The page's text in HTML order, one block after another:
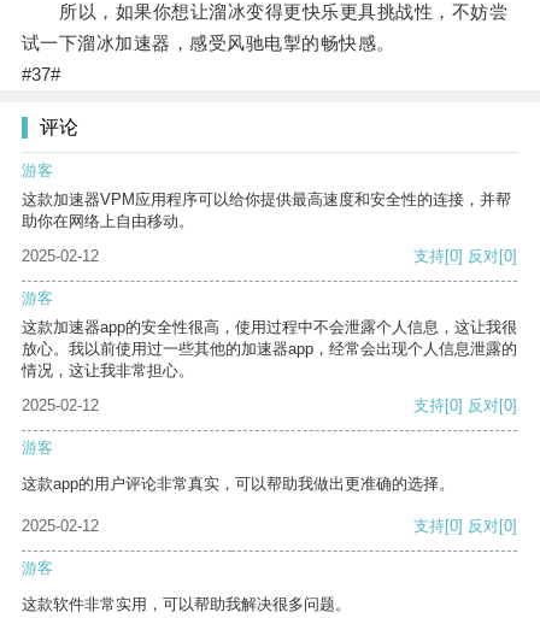
所以，如果你想让溜冰变得更快乐更具挑战性，不妨尝
试一下溜冰加速器，感受风驰电掣的畅快感。
#37#
评论
游客
这款加速器VPM应用程序可以给你提供最高速度和安全性的连接，并帮
助你在网络上自由移动。
2025-02-12
支持[0] 反对[0]
游客
这款加速器app的安全性很高，使用过程中不会泄露个人信息，这让我很
放心。我以前使用过一些其他的加速器app，经常会出现个人信息泄露的
情况，这让我非常担心。
2025-02-12
支持[0] 反对[0]
游客
这款app的用户评论非常真实，可以帮助我做出更准确的选择。
2025-02-12 支持[0] 反对[0]
游客
这款软件非常实用，可以帮助我解决很多问题。